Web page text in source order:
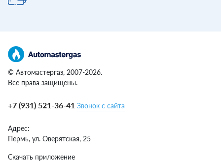
© Автомастергаз, 2007-2026.
Все права защищены.
+7 (931) 521-36-41 Звонок с сайта
Адрес:
Пермь, ул. Оверятская, 25
Скачать приложение